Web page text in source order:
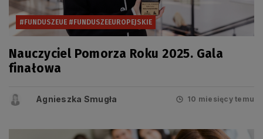
#FUNDUSZEUE #FUNDUSZEEUROPEJSKIE
Nauczyciel Pomorza Roku 2025. Gala
finałowa
Agnieszka Smugła 10 miesięcy temu